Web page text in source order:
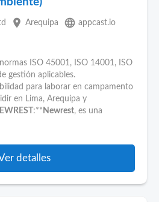
place Arequipa language appcast.io
ISO 45001, ISO 14001, ISO
gestión aplicables.
para laborar en campamento
en Lima, Arequipa y
:** Newrest, es una
detalles